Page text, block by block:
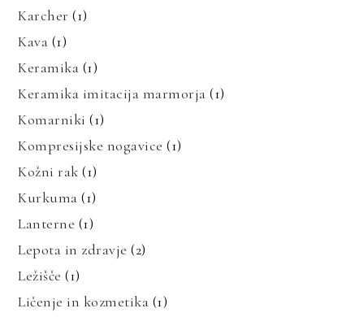
Karcher (1)
Kava (1)
Keramika (1)
Keramika imitacija marmorja (1)
Komarniki (1)
Kompresijske nogavice (1)
Kožni rak (1)
Kurkuma (1)
Lanterne (1)
Lepota in zdravje (2)
Ležišče (1)
Ličenje in kozmetika (1)